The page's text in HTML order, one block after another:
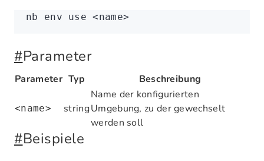
nb env use <name>
#Parameter
Parameter Typ Beschreibung
<name> string
Name der konfigurierten
Umgebung, zu der gewechselt
werden soll
#Beispiele